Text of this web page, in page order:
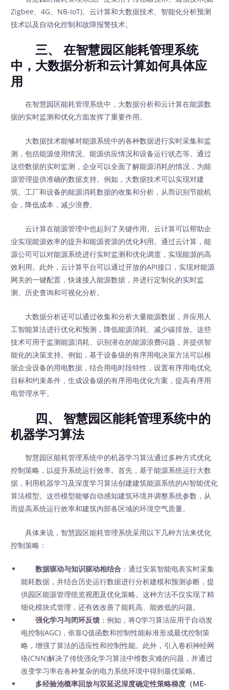
Zigbee、4G、NB-IoT)、云计算和大数据技术、智能化分析预测
技术以及自动化控制和故障报警技术。
三、 在智慧园区能耗管理系统
中，大数据分析和云计算如何具体应
用
在智慧园区能耗管理系统中，大数据分析和云计算在能源数
据的实时监测和优化方面发挥了重要作用。
大数据技术能够对能源系统中的各种数据进行实时采集和监
测，包括能源使用情况、能源供应情况和设备运行状态等。通过
这些数据的实时监测，企业可以全面了解能源消耗的情况，为能
源管理提供准确的数据支持。例如，大数据技术可以实现对建
筑、工厂和设备的能源消耗数据的收集和分析，从而识别节能机
会，降低成本，减少浪费。
云计算在能源管理中也起到了关键作用。云计算可以帮助企
业实现能源效率的提升和能源资源的优化利用。通过云计算，能
源公司可以对能源系统进行实时监测和优化调度，实现能源的高
效利用。此外，云计算平台可以通过开放的API接口，实现对能源
网关的一键配置，快速接入能源数据，并进行定制化的实时监
测、历史查询和可视化分析。
大数据分析还可以通过收集和分析大量能源数据，并应用人
工智能算法进行优化和预测，降低能源消耗、减少碳排放。这些
技术可用于监测能源消耗、识别潜在的能源浪费问题，并提供智
能化的决策支持。例如，基于设备级的有序用电决策方法可以根
据企业设备的用电数据，结合用电时段特性，设置有序用电优化
目标和约束条件，生成设备级的有序用电优化方案，提高有序用
电管理水平。
四、 智慧园区能耗管理系统中的
机器学习算法
智慧园区能耗管理系统中的机器学习算法通过多种方式优化
控制策略，以提升系统运行效率。首先，基于能源系统运行大数
据，利用机器学习及深度学习算法创建建筑能源系统的AI智能优化
算法模型。这些模型能够自动感知建筑环境并调整系统参数，从
而提高系统运行效率和建筑内部各区域的环境空气质量。
具体来说，智慧园区能耗管理系统采用以下几种方法来优化
控制策略：
数据驱动与知识驱动相结合 ：通过安装智能电表实时采集
能耗数据，并结合历史运行数据进行分析建模和预测诊断，提
供园区能源管理统览视图及优化策略。这种方法不仅实现了精
细化模块式管理，还有效改善了能耗高、能效低的问题。
强化学习与闭环反馈 ：例如，将Q学习算法应用于自动发
电控制(AGC)，依靠Q值函数和控制性能标准形成最优控制策
略，增强了算法的适应性和控制性能。此外，引入卷积神经网
络(CNN)解决了传统强化学习算法中维数灾难的问题，并通过
改变学习率在各种复杂的电力系统环境中得到最优策略。
多经验池概率回放与双延迟深度确定性策略梯度（ME-